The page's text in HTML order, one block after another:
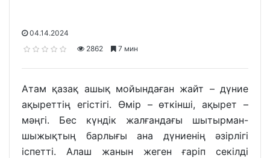
04.14.2024
2862
7 мин
Атам қазақ ашық мойындаған жайт – дүние
ақыреттің егістігі. Өмір – өткінші, ақырет –
мәңгі. Бес күндік жалғандағы шытырман-
шыжықтың барлығы ана дүниенің әзірлігі
іспетті. Алаш жанын жеген ғаріп секілді